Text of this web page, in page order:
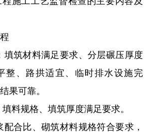
筑材料满足要求、分层碾压厚度
整、路拱适宜、临时排水设施完
果可靠。
规格、填筑厚度满足要求。
合比、砌筑材料规格符合要求，